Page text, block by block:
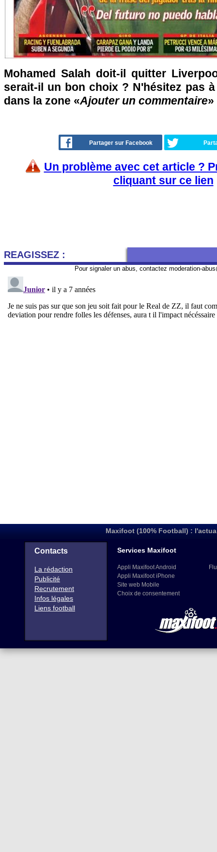
Mohamed Salah doit-il quitter
serait-il un bon choix ? N'hésitez pas
dans la zone «Ajouter un commentaire»
Partager sur Facebook
Un problème avec cet article ?
cliquant sur ce lien
REAGISSEZ :
Pour signaler un abus, contactez moderation-
Maxifoot (100% Football) :
Contacts
La rédaction
Publicité
Recrutement
Infos légales
Liens football
Services Maxifoot
Appli Maxifoot Android
Appli Maxifoot iPhone
Site web Mobile
Choix de consentement